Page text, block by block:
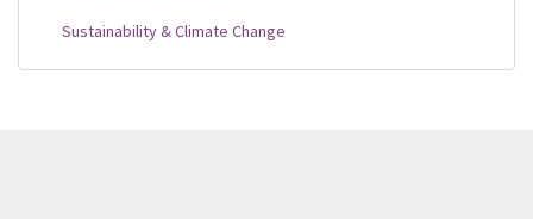
Sustainability & Climate Change